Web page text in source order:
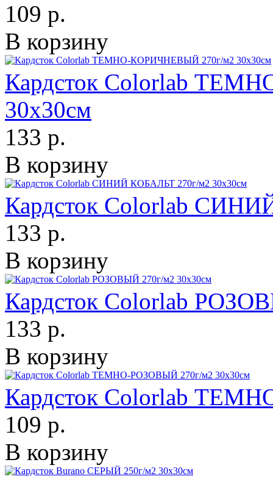
109 р.
В корзину
Кардсток Colorlab
30х30см
133 р.
В корзину
Кардсток Colorlab
133 р.
В корзину
Кардсток Colorlab
133 р.
В корзину
Кардсток Colorlab
109 р.
В корзину